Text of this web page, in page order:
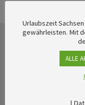
Urlaubszeit
gewährleisten. Mit
ALLE
|